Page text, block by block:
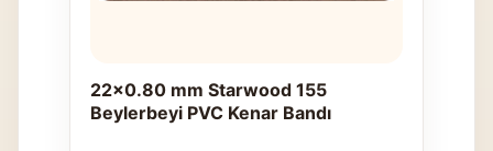
22x0.80 mm Starwood 155
Beylerbeyi PVC Kenar Bandı